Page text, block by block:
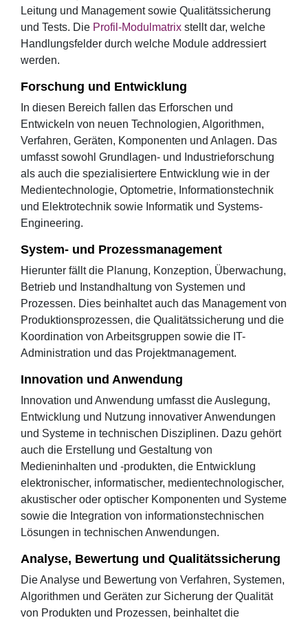
Leitung und Management sowie Qualitätssicherung
und Tests. Die Profil-Modulmatrix stellt dar, welche
Handlungsfelder durch welche Module addressiert
werden.
Forschung und Entwicklung
In diesen Bereich fallen das Erforschen und
Entwickeln von neuen Technologien, Algorithmen,
Verfahren, Geräten, Komponenten und Anlagen. Das
umfasst sowohl Grundlagen- und Industrieforschung
als auch die spezialisiertere Entwicklung wie in der
Medientechnologie, Optometrie, Informationstechnik
und Elektrotechnik sowie Informatik und Systems-
Engineering.
System- und Prozessmanagement
Hierunter fällt die Planung, Konzeption, Überwachung,
Betrieb und Instandhaltung von Systemen und
Prozessen. Dies beinhaltet auch das Management von
Produktionsprozessen, die Qualitätssicherung und die
Koordination von Arbeitsgruppen sowie die IT-
Administration und das Projektmanagement.
Innovation und Anwendung
Innovation und Anwendung umfasst die Auslegung,
Entwicklung und Nutzung innovativer Anwendungen
und Systeme in technischen Disziplinen. Dazu gehört
auch die Erstellung und Gestaltung von
Medieninhalten und -produkten, die Entwicklung
elektronischer, informatischer, medientechnologischer,
akustischer oder optischer Komponenten und Systeme
sowie die Integration von informationstechnischen
Lösungen in technischen Anwendungen.
Analyse, Bewertung und Qualitätssicherung
Die Analyse und Bewertung von Verfahren, Systemen,
Algorithmen und Geräten zur Sicherung der Qualität
von Produkten und Prozessen, beinhaltet die